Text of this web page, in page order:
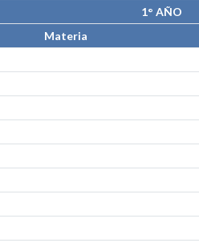
1° AÑO
Materia